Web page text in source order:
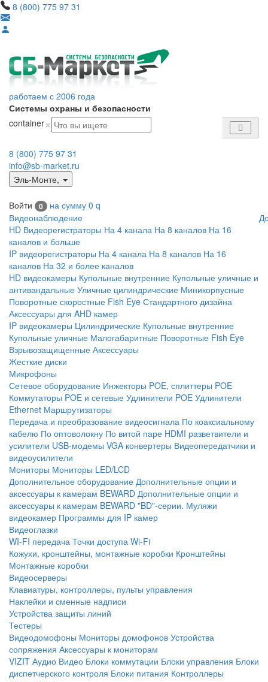
8 (800) 775 97 31
работаем с 2006 года
Системы охраны и безопасности
container×
8 (800) 775 97 31
info@sb-market.ru
Эль-Монте,
Войти 0 на сумму 0 q
Видеонаблюдение
HD Видеорегистраторы На 4 канала На 8 каналов На 16
каналов и больше
IP видеорегистраторы На 4 канала На 8 каналов На 16
каналов На 32 и более каналов
HD видеокамеры Купольные внутренние Купольные уличные и
антивандальные Уличные цилиндрические Миникорпусные
Поворотные скоростные Fish Eye Стандартного дизайна
Аксессуары для AHD камер
IP видеокамеры Цилиндрические Купольные внутренние
Купольные уличные Малогабаритные Поворотные Fish Eye
Взрывозащищенные Аксессуары
Жесткие диски
Микрофоны
Сетевое оборудование Инжекторы POE, сплиттеры POE
Коммутаторы POE и сетевые Удлинители POE Удлинители
Ethernet Маршрутизаторы
Передача и преобразование видеосигнала По коаксиальному
кабелю По оптоволокну По витой паре HDMI разветвители и
усилители USB-модемы VGA конвертеры Видеопередатчики и
видеоусилители
Мониторы Мониторы LED/LCD
Дополнительное оборудование Дополнительные опции и
аксессуары к камерам BEWARD Дополнительные опции и
аксессуары к камерам BEWARD "BD"-серии. Муляжи
видеокамер Программы для IP камер
Видеоглазки
WI-FI передача Точки доступа Wi-Fi
Кожухи, кронштейны, монтажные коробки Кронштейны
Монтажные коробки
Видеосерверы
Клавиатуры, контроллеры, пульты управления
Наклейки и сменные надписи
Устройства защиты линий
Тестеры
Видеодомофоны Мониторы домофонов Устройства
сопряжения Аксессуары к мониторам
VIZIT Аудио Видео Блоки коммутации Блоки управления Блоки
диспетчерского контроля Блоки питания Контроллеры